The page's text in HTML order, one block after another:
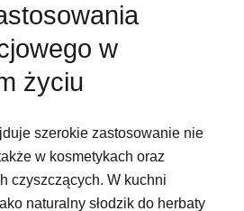
w
życiu
szerokie zastosowanie nie
w kosmetykach oraz
czyszczących. W kuchni
naturalny słodzik do herbaty